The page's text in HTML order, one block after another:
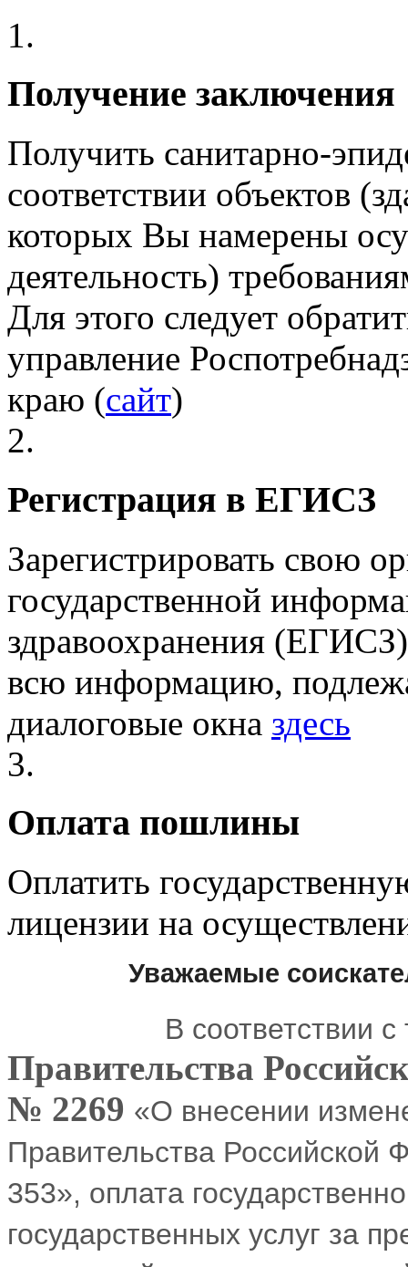
1.
Получение заключения
Получить санитарно-
соответствии объектов
которых Вы намерены
деятельность)
Для этого следует
управление
краю (сайт)
2.
Регистрация в ЕГИСЗ
Зарегистрировать свою
государственной
здравоохранения
всю информацию,
диалоговые окна здесь
3.
Оплата пошлины
Оплатить
лицензии на
Уважаемые
В соответствии с
Правительства
№ 2269 «О внесении
Правительства Российской
353», оплата
государственных услуг за